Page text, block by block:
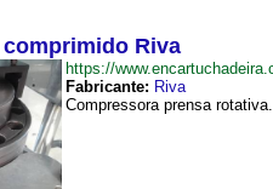
Riva
https://
Fabricante: Riva
Compressora prensa